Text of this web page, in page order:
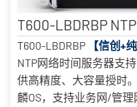
T600-LBDRBP
T600-LBDRBP
【信创+
NTP网络时间服务器支
供高精度、大容量授时
麟OS，支持业务网/管